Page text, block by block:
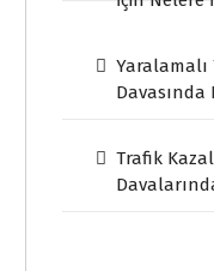
Yaralamalı
Trafik